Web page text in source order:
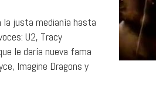
la justa medianía hasta
U2, Tracy
le daría nueva fama
Imagine Dragons y